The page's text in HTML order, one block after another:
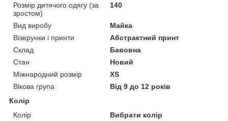
Розмір дитячого одягу (за
зростом)
140
Вид виробу
Майка
Візерунки і принти
Абстрактний принт
Склад
Бавовна
Стан
Новий
Міжнародний розмір
XS
Вікова група
Від 9 до 12 років
Колір
Колір
Вибрати колір